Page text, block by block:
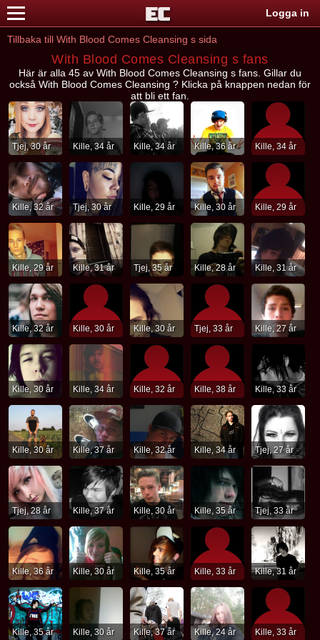
Logga in
Tillbaka till With Blood Comes Cleansing s sida
With Blood Comes Cleansing s fans
Här är alla 45 av With Blood Comes Cleansing s fans. Gillar du
också With Blood Comes Cleansing ? Klicka på knappen nedan för
att bli ett fan.
Tjej, 30 år Kille, 34 år Kille, 34 år Kille, 36 år Kille, 34 år
Kille, 32 år Tjej, 30 år Kille, 29 år Kille, 30 år Kille, 29 år
Kille, 29 år Kille, 31 år Tjej, 35 år Kille, 28 år Kille, 31 år
Kille, 32 år Kille, 30 år Kille, 30 år Tjej, 33 år Kille, 27 år
Kille, 30 år Kille, 34 år Kille, 32 år Kille, 38 år Kille, 33 år
Kille, 30 år Kille, 37 år Kille, 32 år Kille, 34 år Tjej, 27 år
Tjej, 28 år Kille, 37 år Kille, 30 år Kille, 35 år Tjej, 33 år
Kille, 36 år Kille, 30 år Kille, 35 år Kille, 33 år Kille, 31 år
Kille, 35 år Kille, 30 år Kille, 37 år Kille, 24 år Kille, 33 år